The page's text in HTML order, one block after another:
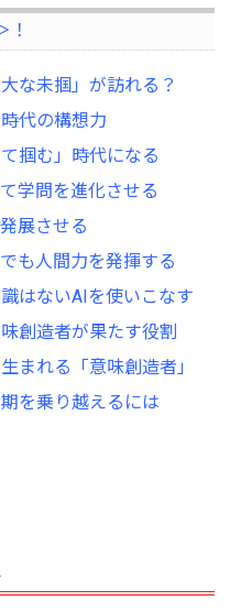
！
な未掴」が訪れる？
代の構想力
掴む」時代になる
学問を進化させる
展させる
も人間力を発揮する
はないAIを使いこなす
創造者が果たす役割
まれる「意味創造者」
を乗り越えるには